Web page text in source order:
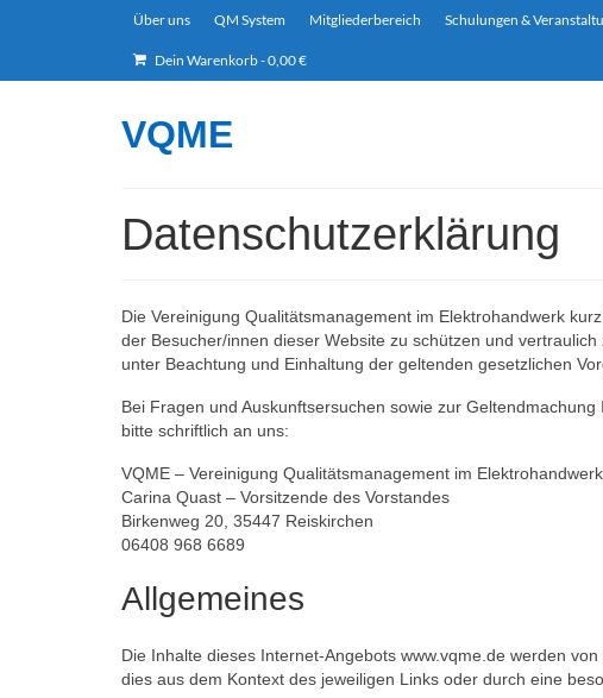
Über uns QM System Mitgliederbereich Schulungen &
Dein Warenkorb-0,00€
VQME
Datenschutzerklärung
Die Vereinigung Qualitätsmanagement im Elektrohandwerk
der Besucher/innen dieser Website zu schützen und
unter Beachtung und Einhaltung der geltenden gesetzlichen
Bei Fragen und Auskunftsersuchen sowie zur
bitte schriftlich an uns:
VQME – Vereinigung Qualitätsmanagement im Elektrohandwerk
Carina Quast – Vorsitzende des Vorstandes
Birkenweg 20, 35447 Reiskirchen
06408 968 6689
Allgemeines
Die Inhalte dieses Internet-Angebots www.vqme.de werden
dies aus dem Kontext des jeweiligen Links oder durch eine